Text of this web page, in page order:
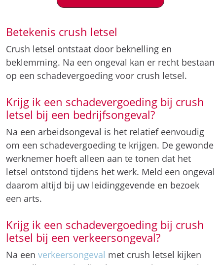
Betekenis crush letsel
Crush letsel ontstaat door beknelling en
beklemming. Na een ongeval kan er recht bestaan
op een schadevergoeding voor crush letsel.
Krijg ik een schadevergoeding bij crush
letsel bij een bedrijfsongeval?
Na een arbeidsongeval is het relatief eenvoudig
om een schadevergoeding te krijgen. De gewonde
werknemer hoeft alleen aan te tonen dat het
letsel ontstond tijdens het werk. Meld een ongeval
daarom altijd bij uw leidinggevende en bezoek
een arts.
Krijg ik een schadevergoeding bij crush
letsel bij een verkeersongeval?
Na een verkeersongeval met crush letsel kijken